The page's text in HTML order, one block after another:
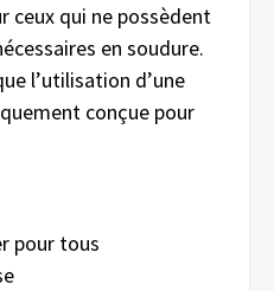
ceux qui ne possèdent
en soudure.
l’utilisation d’une
conçue pour
pour tous